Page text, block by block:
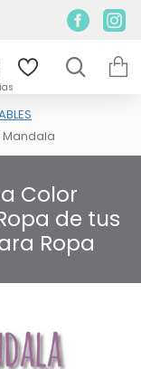
Mandala
Color
de tus
Ropa